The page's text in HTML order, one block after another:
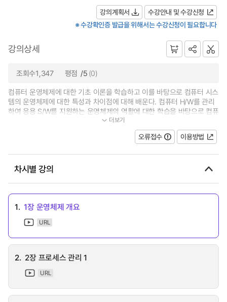
강의계획서
수강안내 및 수강신청
※ 수강확인증 발급을 위해서는 수강신청이 필요합니다
강의상세
조회수1,347 평점 /5 (0)
컴퓨터 운영체제에 대한 기초 이론을 학습하고 이를 바탕으로 컴퓨터 시스
템의 운영체제에 대한 특성과 차이점에 대해 배운다. 컴퓨터 H/W를 관리
하여 응용 S/W를 지원하는 운영체제의 역활에 대한 학습을 바탕으로 컴퓨
터 시스템에서 필요로 하는 필수... 더보기
오류접수 이용방법
차시별 강의
1. 1장 운영체제 개요
URL
2. 2장 프로세스 관리 1
URL